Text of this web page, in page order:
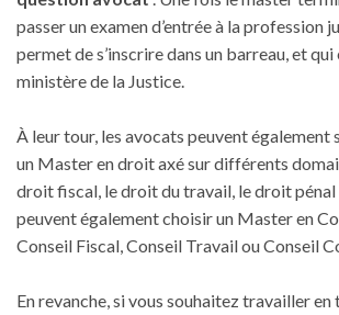
passer un examen d’entrée à la profession
permet de s’inscrire dans un barreau, et
ministère de la Justice.
À leur tour, les avocats peuvent également
un Master en droit axé sur différents
droit fiscal, le droit du travail, le droit
peuvent également choisir un Master en
Conseil Fiscal, Conseil Travail ou Conseil
En revanche, si vous souhaitez travailler